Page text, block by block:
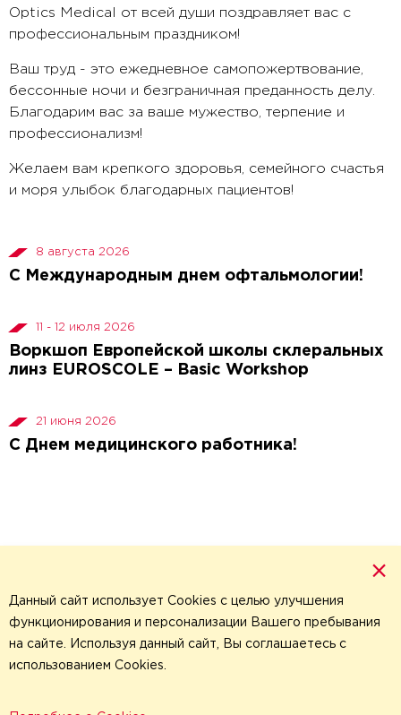
Optics Medical от всей души поздравляет вас с
профессиональным праздником!
Ваш труд - это ежедневное самопожертвование,
бессонные ночи и безграничная преданность делу.
Благодарим вас за ваше мужество, терпение и
профессионализм!
Желаем вам крепкого здоровья, семейного счастья
и моря улыбок благодарных пациентов!
8 августа 2026
С Международным днем офтальмологии!
11 - 12 июля 2026
Воркшоп Европейской школы склеральных
линз EUROSCOLE – Basic Workshop
21 июня 2026
С Днем медицинского работника!
×
Данный сайт использует Cookies с целью улучшения
функционирования и персонализации Вашего пребывания
на сайте. Используя данный сайт, Вы соглашаетесь с
использованием Cookies.